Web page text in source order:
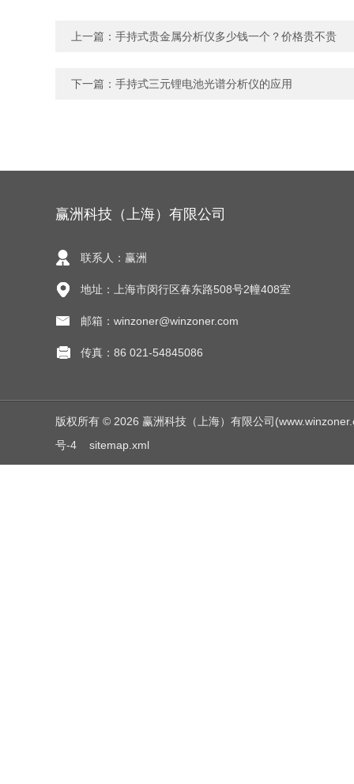
上一篇： 手持式贵金属分析仪多少钱一个？价格贵不贵
下一篇： 手持式三元锂电池光谱分析仪的应用
赢洲科技（上海）有限公司
联系人：赢洲
地址：上海市闵行区春东路508号2幢408室
邮箱：winzoner@winzoner.com
传真：86 021-54845086
版权所有 © 2026 赢洲科技（上海）有限公司
号-4
sitemap.xml